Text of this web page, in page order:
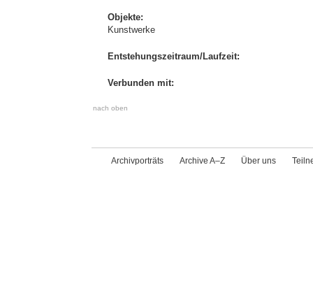
Objekte:
Kunstwerke
Entstehungszeitraum/Laufzeit:
Verbunden mit:
nach oben
Archivporträts Archive A–Z Über uns